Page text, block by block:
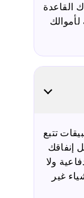
القاعدة
لأموالك
تتبع
إنفاقك
ولا
غير